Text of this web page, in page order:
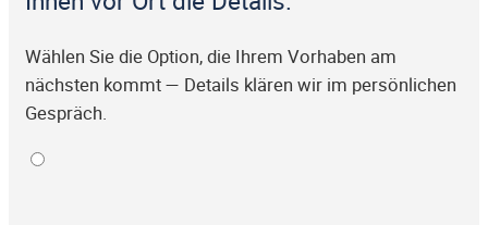
Wählen Sie die Option, die Ihrem Vorhaben am
nächsten kommt — Details klären wir im persönlichen
Gespräch.